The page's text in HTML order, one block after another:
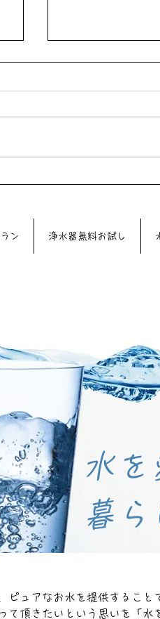
ン 浄水器無料お試し
水を
暮ら
ピュアなお水を提供するこ
て頂きたいという思いを「